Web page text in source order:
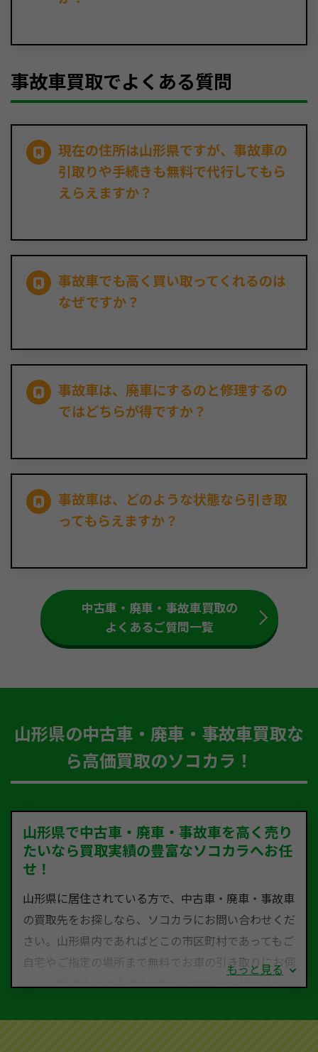
事故車買取でよくある質問
現在の住所は山形県ですが、事故車の
引取りや手続きも無料で代行してもら
えらえますか？
事故車でも高く買い取ってくれるのは
なぜですか？
事故車は、廃車にするのと修理するの
ではどちらが得ですか？
事故車は、どのような状態なら引き取
ってもらえますか？
中古車・廃車・事故車買取の
よくあるご質問一覧
山形県の中古車・廃車・事故車買取な
ら高価買取のソコカラ！
山形県で中古車・廃車・事故車を高く売り
たいなら買取実績の豊富なソコカラへお任
せ！
山形県に居住されている方で、中古車・廃車・事故車
の買取先をお探しなら、ソコカラにお問い合わせくだ
さい。山形県内であればどこの市区町村であってもご
自宅やご指定の場所まで無料でお車の引き取りにお伺
いし、廃車までの手続きを無料でサポート代行させて
もっと見る